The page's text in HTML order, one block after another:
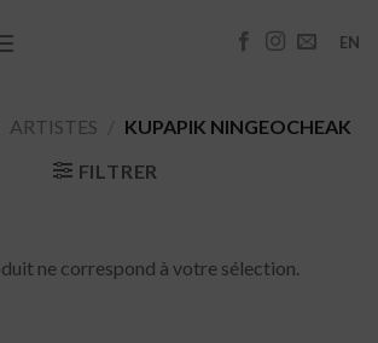
EN
ARTISTES
KUPAPIK NINGEOCHEAK
FILTRER
ne correspond à votre sélection.